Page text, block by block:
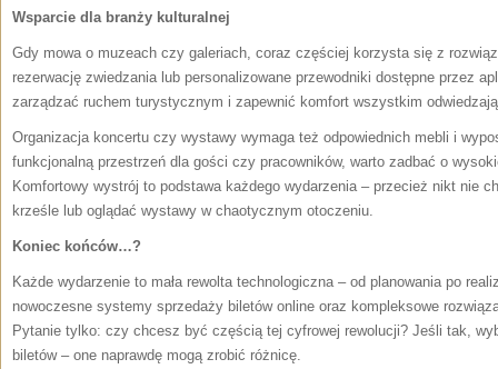
Wsparcie dla branży kulturalnej
Gdy mowa o muzeach czy galeriach, coraz częściej korzysta się z
rezerwację zwiedzania lub personalizowane przewodniki dostępne przez
zarządzać ruchem turystycznym i zapewnić komfort wszystkim
Organizacja koncertu czy wystawy wymaga też odpowiednich mebli i
funkcjonalną przestrzeń dla gości czy pracowników, warto zadbać o
Komfortowy wystrój to podstawa każdego wydarzenia – przecież nikt nie
krześle lub oglądać wystawy w chaotycznym otoczeniu.
Koniec końców…?
Każde wydarzenie to mała rewolta technologiczna – od planowania po
nowoczesne systemy sprzedaży biletów online oraz kompleksowe
Pytanie tylko: czy chcesz być częścią tej cyfrowej rewolucji? Jeśli tak,
biletów – one naprawdę mogą zrobić różnicę.